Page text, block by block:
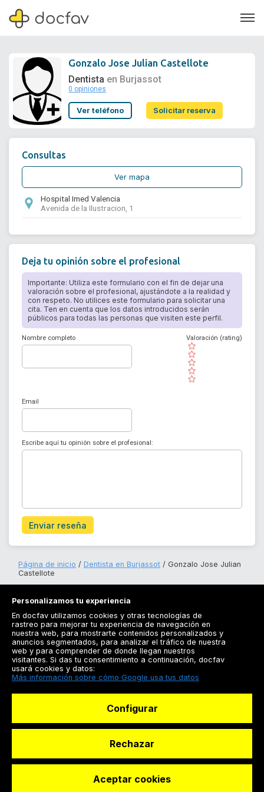
Soporte
Gonzalo Jose Julian Castellote
Dentista en Burjassot
0 opiniones
Ver teléfono Solicitar reserva
Consultas
Ver mapa
Hospital Imed Valencia
Avenida de la Ilustracion, 1
Deja tu opinión sobre el profesional
Importante: Utiliza este formulario con el fin de dejar una
valoración sobre el profesional, ajustándote a la realidad y
con respeto. No utilices este formulario para solicitar una
cita. Ten en cuenta que los datos introducidos serán
públicos para todas las personas que visiten este perfil.
Nombre completo
( )
( )
( )
( )
( )
Valoración (rating)
Email
Escribe aquí tu opinión sobre el profesional:
Enviar reseña
Página de inicio Dentista en Burjassot
Gonzalo Jose Julian
Castellote
Registrarse
Docfav
© Dashboard Technologies S.L
Personalizamos tu experiencia
En docfav utilizamos cookies y otras tecnologías de
rastreo para mejorar tu experiencia de navegación en
nuestra web, para mostrarte contenidos personalizados y
anuncios segmentados, para analizar el tráfico de nuestra
web y para comprender de donde llegan nuestros
visitantes. Si das tu consentimiento a continuación, docfav
usará cookies y datos:
Más información sobre cómo Google usa tus datos
Configurar
Rechazar
Aceptar cookies